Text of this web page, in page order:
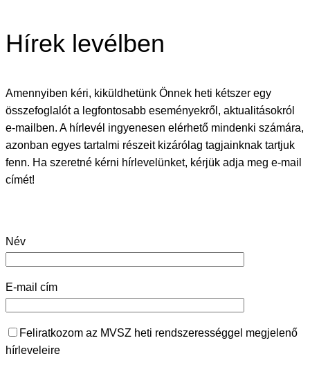
Hírek levélben
Amennyiben kéri, kiküldhetünk Önnek heti kétszer egy
összefoglalót a legfontosabb eseményekről, aktualitásokról
e-mailben. A hírlevél ingyenesen elérhető mindenki számára,
azonban egyes tartalmi részeit kizárólag tagjainknak tartjuk
fenn. Ha szeretné kérni hírlevelünket, kérjük adja meg e-mail
címét!
Név
E-mail cím
Feliratkozom az MVSZ heti rendszerességgel megjelenő
hírleveleire